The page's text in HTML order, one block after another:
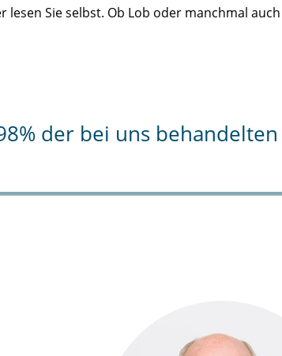
lesen Sie selbst. Ob Lob oder manchmal
der bei uns